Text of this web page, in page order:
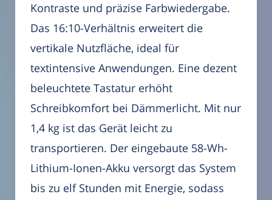
Kontraste und präzise Farbwiedergabe.
Das 16:10-Verhältnis erweitert die
vertikale Nutzfläche, ideal für
textintensive Anwendungen. Eine dezent
beleuchtete Tastatur erhöht
Schreibkomfort bei Dämmerlicht. Mit nur
1,4 kg ist das Gerät leicht zu
transportieren. Der eingebaute 58-Wh-
Lithium-Ionen-Akku versorgt das System
bis zu elf Stunden mit Energie, sodass